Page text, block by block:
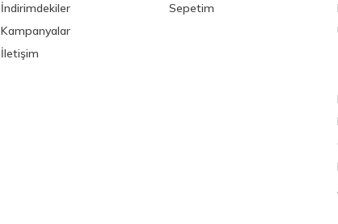
İndirimdekiler
Kampanyalar
İletişim
Sepetim